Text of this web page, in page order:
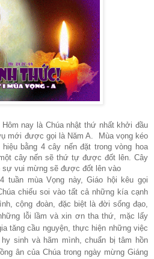
nay là Chúa nhật thứ nhất khởi đầu
mới được gọi là Năm A. Mùa vọng kéo
bằng 4 cây nến đặt trong vòng hoa
cây nến sẽ thứ tự được đốt lên. Cây
sự vui mừng sẽ được đốt lên vào
tuần mùa Vọng này, Giáo hội kêu gọi
chiếu soi vào tất cả những kía cạnh
cộng đoàn, đặc biệt là đời sống đạo,
lỗi lầm và xin ơn tha thứ, mặc lấy
tăng cầu nguyện, thực hiện những việc
sinh và hãm mình, chuẩn bị tâm hồn
ân của Chúa trong ngày mừng Giáng